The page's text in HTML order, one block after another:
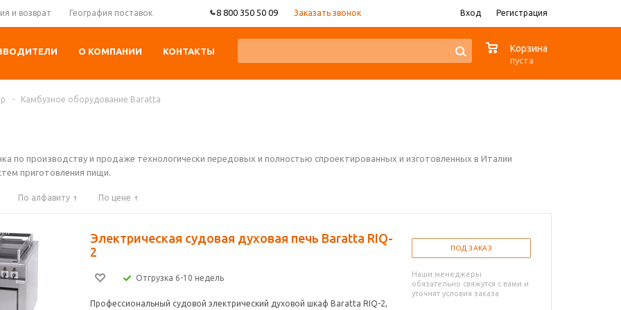
и возврат География поставок 8 800 350 50 09 Заказать звонок Вход Регистрация
О КОМПАНИИ КОНТАКТЫ Корзина
пуста
- Камбузное оборудование Baratta
по производству и продаже технологически передовых и полностью спроектированных и изготовленных в Италии
приготовления пищи.
По алфавиту По цене
Электрическая судовая духовая печь Baratta RIQ-
2
Отгрузка 6-10 недель
Профессиональный судовой электрический духовой шкаф Baratta RIQ-2,
ПОД ЗАКАЗ
Наши менеджеры
обязательно свяжутся с вами и
уточнят условия заказа